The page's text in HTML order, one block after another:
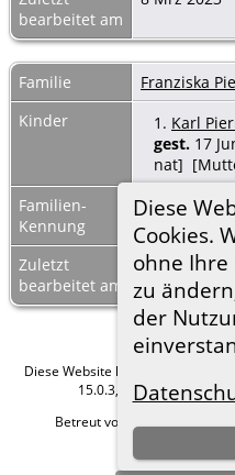
Diese
Cookies.
ohne Ihre
zu
der
bearbeitet am
Familie Franziska
Kinder
1. Karl
gest. 17
nat]
Familien-
Kennung
F40318
Zuletzt
bearbeitet am
8 Mrz 2023
Diese Website läuft mit
15.0.3, programmiert
Betreut von
Hier geht